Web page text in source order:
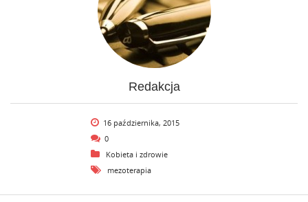
Redakcja
16 października, 2015
0
Kobieta i zdrowie
mezoterapia